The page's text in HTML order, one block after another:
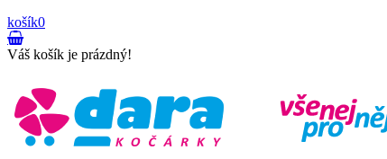
košík0
Váš košík je prázdný!